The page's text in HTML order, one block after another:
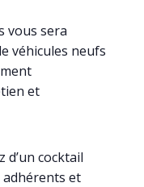
vous sera
véhicules neufs
et
d’un cocktail
et